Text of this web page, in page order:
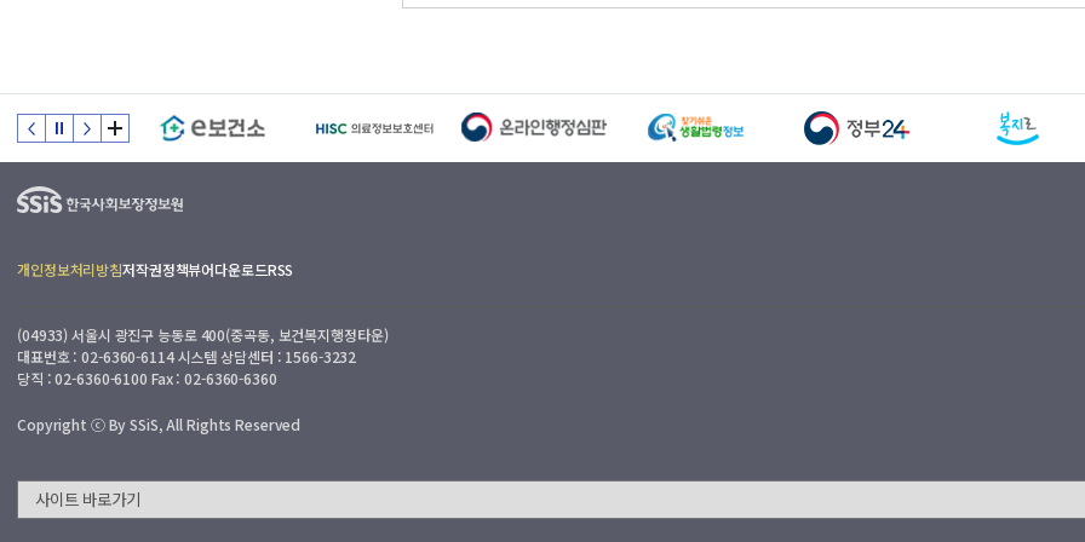
개인정보처리방침저작권정책뷰어다운로드RSS
(04933) 서울시 광진구 능동로 400(중곡동, 보건복지행정타운)
대표번호 : 02-6360-6114 시스템 상담센터 : 1566-3232
당직 : 02-6360-6100 Fax : 02-6360-6360
Copyright ⓒ By SSiS, All Rights Reserved